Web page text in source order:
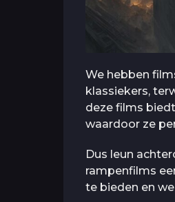
We hebben
klassiekers,
deze films
waardoor ze
Dus leun
rampenfilms
te bieden en